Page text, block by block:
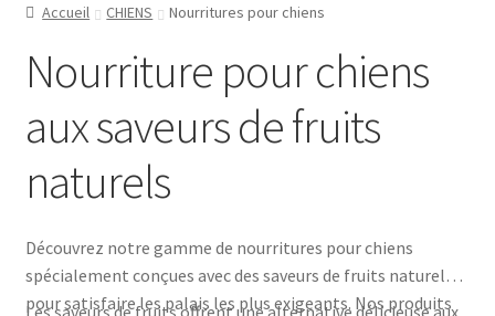
navigation
PAR MARQUES
VENTES
Accueil CHIENS Nourritures pour chiens
Nourriture pour chiens
aux saveurs de fruits
naturels
Découvrez notre gamme de nourritures pour chiens
spécialement conçues avec des saveurs de fruits naturels
pour satisfaire les palais les plus exigeants. Nos produits
Les saveurs de fruits offrent une alternative délicieuse aux